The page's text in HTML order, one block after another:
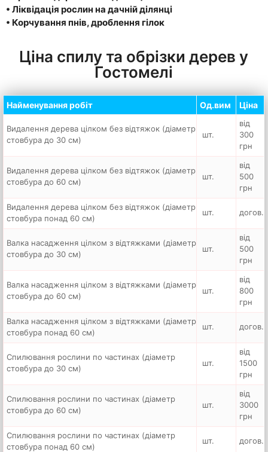
• Ліквідація рослин на дачній ділянці
• Корчування пнів, дроблення гілок
Ціна спилу та обрізки дерев у
Гостомелі
Найменування робіт Од.вим Ціна
Видалення дерева цілком без відтяжок (діаметр
стовбура до 30 см)
шт.
від
300
грн
Видалення дерева цілком без відтяжок (діаметр
стовбура до 60 см)
шт.
від
500
грн
Видалення дерева цілком без відтяжок (діаметр
стовбура понад 60 см)
шт. догов.
Валка насадження цілком з відтяжками (діаметр
стовбура до 30 см)
шт.
від
500
грн
Валка насадження цілком з відтяжками (діаметр
стовбура до 60 см)
шт.
від
800
грн
Валка насадження цілком з відтяжками (діаметр
стовбура понад 60 см)
шт. догов.
Спилювання рослини по частинах (діаметр
стовбура до 30 см)
шт.
від
1500
грн
Спилювання рослини по частинах (діаметр
стовбура до 60 см)
шт.
від
3000
грн
Спилювання рослини по частинах (діаметр
стовбура понад 60 см)
шт. догов.